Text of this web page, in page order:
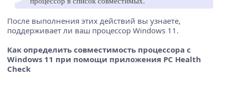
После выполнения этих действий вы узнаете,
поддерживает ли ваш процессор Windows 11.
Как определить совместимость процессора с
Windows 11 при помощи приложения PC Health
Check